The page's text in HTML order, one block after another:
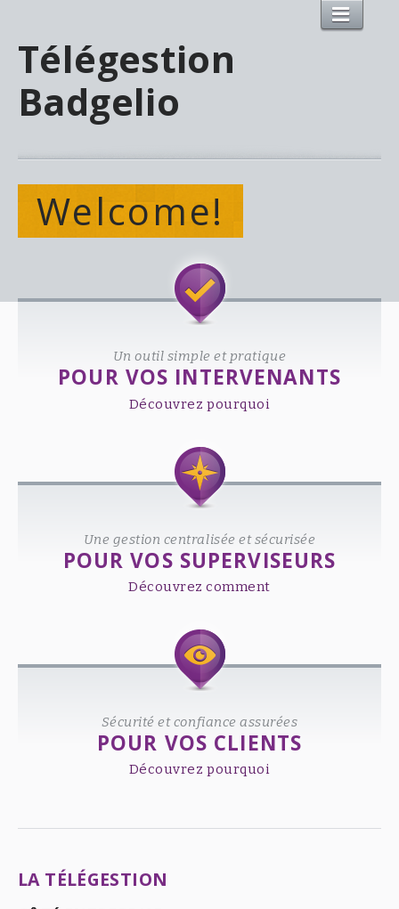
Télégestion
Badgelio
Welcome!
Un outil simple et pratique
POUR VOS INTERVENANTS
Découvrez pourquoi
Une gestion centralisée et sécurisée
POUR VOS SUPERVISEURS
Découvrez comment
Sécurité et confiance assurées
POUR VOS CLIENTS
Découvrez pourquoi
LA TÉLÉGESTION